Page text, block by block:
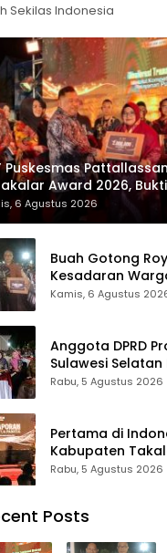
Sekilas Indonesia
Puskesmas
Award 2026,
Pelayanan
6 Agustus 2026
Buah Gotong
Kesadaran
Patte’ne Menjadi
Kamis, 6 Agustus
Anggota DPRD
Sulawesi Selatan
Fadilah Fahriana
Pengabdian
Apresiasi dan
2026
Rabu, 5 Agustus 2026
Pertama di
Kabupaten
Malam Apresiasi
Publik Berprestasi
Rabu, 5 Agustus 2026
Posts